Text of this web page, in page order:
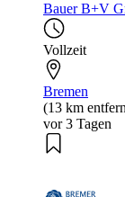
Bauer B+V
Vollzeit
Bremen
(13 km
vor 3 Tagen